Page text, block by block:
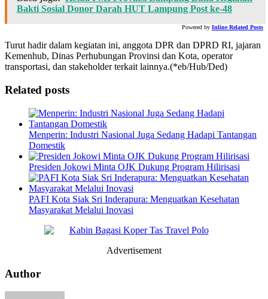
Bakti Sosial Donor Darah HUT Lampung Post ke-48
Powered by Inline Related Posts
Turut hadir dalam kegiatan ini, anggota DPR dan DPRD RI, jajaran
Kemenhub, Dinas Perhubungan Provinsi dan Kota, operator
transportasi, dan stakeholder terkait lainnya.(*eb/Hub/Ded)
Related posts
Menperin: Industri Nasional Juga Sedang Hadapi Tantangan
Domestik
Presiden Jokowi Minta OJK Dukung Program Hilirisasi
PAFI Kota Siak Sri Inderapura: Menguatkan Kesehatan
Masyarakat Melalui Inovasi
Advertisement
Author